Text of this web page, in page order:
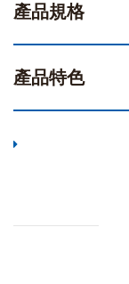
產品規格
產品特色